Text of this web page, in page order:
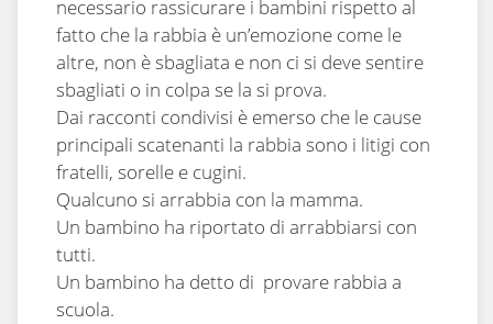
necessario rassicurare i bambini rispetto al
fatto che la rabbia è un’emozione come le
altre, non è sbagliata e non ci si deve sentire
sbagliati o in colpa se la si prova.
Dai racconti condivisi è emerso che le cause
principali scatenanti la rabbia sono i litigi con
fratelli, sorelle e cugini.
Qualcuno si arrabbia con la mamma.
Un bambino ha riportato di arrabbiarsi con
tutti.
Un bambino ha detto di provare rabbia a
scuola.